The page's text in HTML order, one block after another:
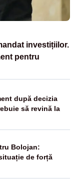
investițiilor.
pentru
după decizia
să revină la
Bolojan:
de forță